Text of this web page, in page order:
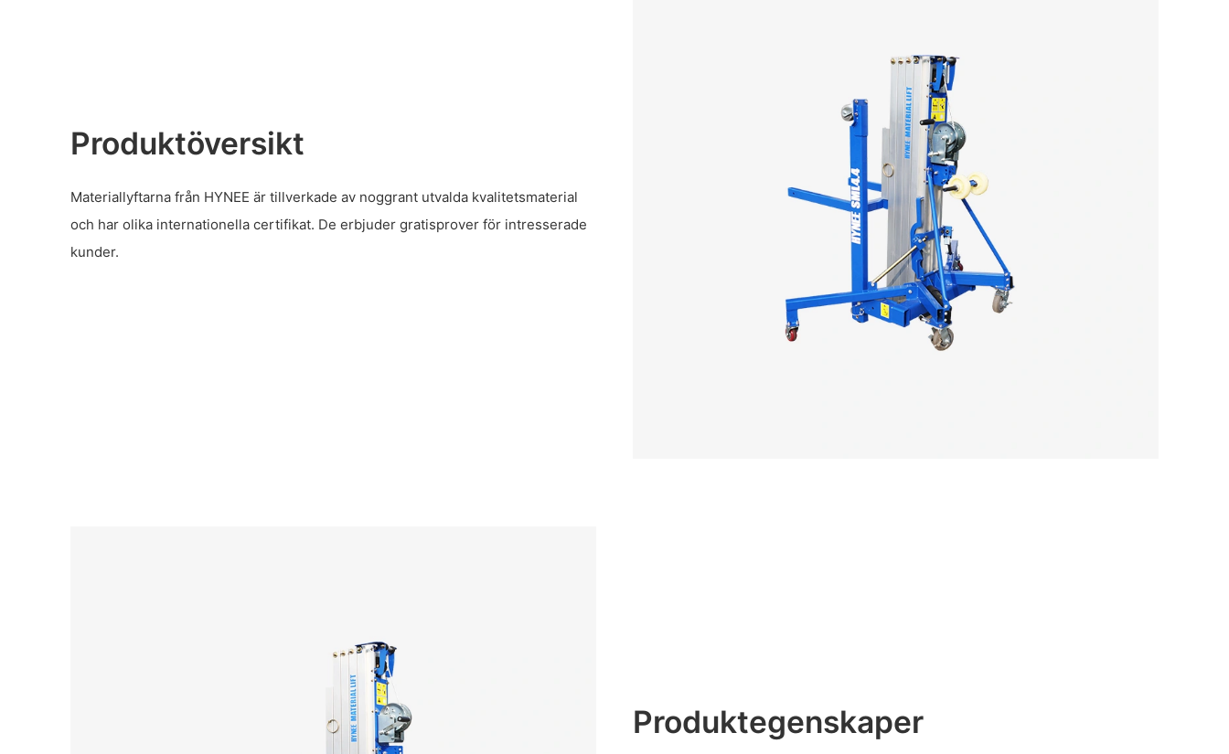
Produktöversikt
Materiallyftarna från HYNEE är tillverkade av noggrant utvalda kvalitetsmaterial
och har olika internationella certifikat. De erbjuder gratisprover för intresserade
kunder.
Produktegenskaper